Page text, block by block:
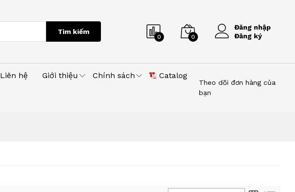
Tìm kiếm
0 0
Đăng nhập
Đăng ký
Liên hệ Giới thiệu Chính sách Catalog
Theo dõi đơn hàng của
bạn